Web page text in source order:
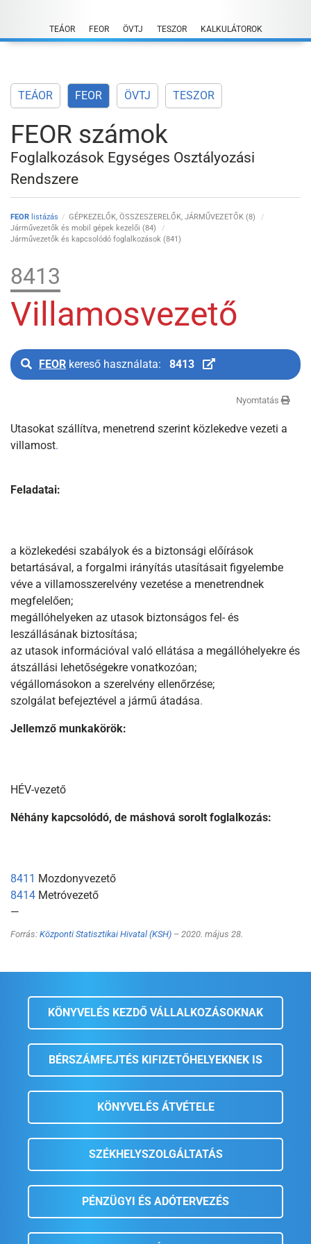
content
TEÁOR FEOR ÖVTJ TESZOR KALKULÁTOROK
TEÁOR FEOR ÖVTJ TESZOR
FEOR számok
Foglalkozások Egységes Osztályozási
Rendszere
FEOR listázás
GÉPKEZELŐK, ÖSSZESZERELŐK, JÁRMŰVEZETŐK (8)
Járművezetők és mobil gépek kezelői (84)
Járművezetők és kapcsolódó foglalkozások (841)
8413
Villamosvezető
FEOR kereső használata: 8413
Nyomtatás
Utasokat szállítva, menetrend szerint közlekedve vezeti a
villamost.
Feladatai:
a közlekedési szabályok és a biztonsági előírások
betartásával, a forgalmi irányítás utasításait figyelembe
véve a villamosszerelvény vezetése a menetrendnek
megfelelően;
megállóhelyeken az utasok biztonságos fel- és
leszállásának biztosítása;
az utasok információval való ellátása a megállóhelyekre és
átszállási lehetőségekre vonatkozóan;
végállomásokon a szerelvény ellenőrzése;
szolgálat befejeztével a jármű átadása.
Jellemző munkakörök:
HÉV-vezető
Néhány kapcsolódó, de máshová sorolt foglalkozás:
8411 Mozdonyvezető
8414 Metróvezető
—
Forrás: Központi Statisztikai Hivatal (KSH) – 2020. május 28.
KÖNYVELÉS KEZDŐ VÁLLALKOZÁSOKNAK
BÉRSZÁMFEJTÉS KIFIZETŐHELYEKNEK IS
KÖNYVELÉS ÁTVÉTELE
SZÉKHELYSZOLGÁLTATÁS
PÉNZÜGYI ÉS ADÓTERVEZÉS